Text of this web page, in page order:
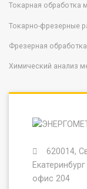
Токарная обработка
Токарно-фрезерные
Фрезерная
Химический анализ
620014,
офис 204